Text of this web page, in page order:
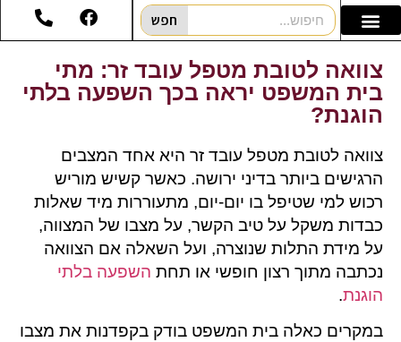
חפש
צוואה לטובת מטפל עובד זר: מתי
בית המשפט יראה בכך השפעה בלתי
הוגנת?
צוואה לטובת מטפל עובד זר היא אחד המצבים
הרגישים ביותר בדיני ירושה. כאשר קשיש מוריש
רכוש למי שטיפל בו יום-יום, מתעוררות מיד שאלות
כבדות משקל על טיב הקשר, על מצבו של המצווה,
על מידת התלות שנוצרה, ועל השאלה אם הצוואה
נכתבה מתוך רצון חופשי או תחת השפעה בלתי
הוגנת.
במקרים כאלה בית המשפט בודק בקפדנות את מצבו